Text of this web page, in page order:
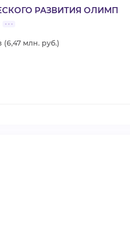
РАЗВИТИЯ ОЛИМП
(6,47 млн. руб.)